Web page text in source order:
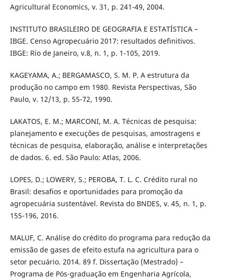
Agricultural Economics, v. 31, p. 241-49, 2004.
INSTITUTO BRASILEIRO DE GEOGRAFIA E ESTATÍSTICA –
IBGE. Censo Agropecuário 2017: resultados definitivos.
IBGE: Rio de Janeiro, v.8, n. 1, p. 1-105, 2019.
KAGEYAMA, A.; BERGAMASCO, S. M. P. A estrutura da
produção no campo em 1980. Revista Perspectivas, São
Paulo, v. 12/13, p. 55-72, 1990.
LAKATOS, E. M.; MARCONI, M. A. Técnicas de pesquisa:
planejamento e execuções de pesquisas, amostragens e
técnicas de pesquisa, elaboração, análise e interpretações
de dados. 6. ed. São Paulo: Atlas, 2006.
LOPES, D.; LOWERY, S.; PEROBA, T. L. C. Crédito rural no
Brasil: desafios e oportunidades para promoção da
agropecuária sustentável. Revista do BNDES, v. 45, n. 1, p.
155-196, 2016.
MALUF, C. Análise do crédito do programa para redução da
emissão de gases de efeito estufa na agricultura para o
setor pecuário. 2014. 89 f. Dissertação (Mestrado) –
Programa de Pós-graduação em Engenharia Agrícola,